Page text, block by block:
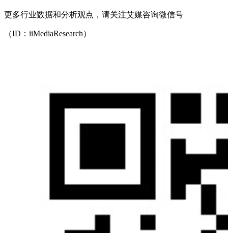
更多行业数据和分析观点，请关注艾媒咨询微信号
（ID：iiMediaResearch）